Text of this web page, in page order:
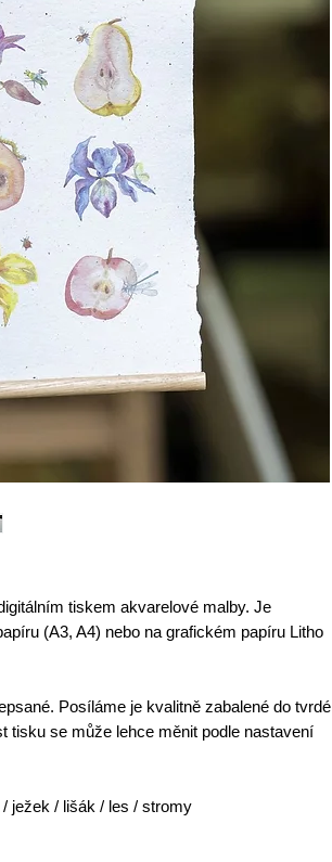
tiskem akvarelové malby. Je
(A3, A4) nebo na grafickém papíru Litho
Posíláme je kvalitně zabalené do tvrdé
tisku se může lehce měnit podle nastavení
ježek / lišák / les / stromy